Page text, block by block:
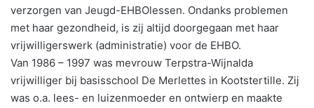
verzorgen van Jeugd-EHBOlessen. Ondanks problemen
met haar gezondheid, is zij altijd doorgegaan met haar
vrijwilligerswerk (administratie) voor de EHBO.
Van 1986 – 1997 was mevrouw Terpstra-Wijnalda
vrijwilliger bij basisschool De Merlettes in Kootstertille. Zij
was o.a. lees- en luizenmoeder en ontwierp en maakte